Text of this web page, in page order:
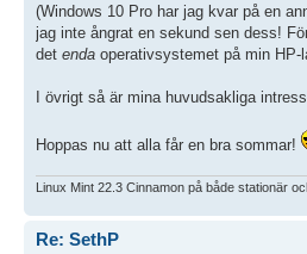
(Windows 10 Pro har jag kvar på en
jag inte ångrat en sekund sen dess!
det enda operativsystemet på min HP-
I övrigt så är mina huvudsakliga
Hoppas nu att alla får en bra sommar!
Linux Mint 22.3 Cinnamon på både stationär
Re: SethP